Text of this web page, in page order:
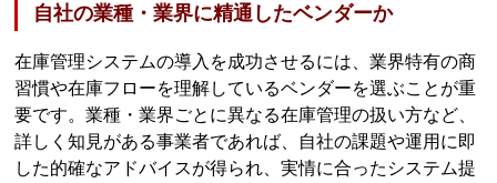
自社の業種・業界に精通したベンダーか
在庫管理システムの導入を成功させるには、業界特有の商
習慣や在庫フローを理解しているベンダーを選ぶことが重
要です。業種・業界ごとに異なる在庫管理の扱い方など、
詳しく知見がある事業者であれば、自社の課題や運用に即
した的確なアドバイスが得られ、実情に合ったシステム提